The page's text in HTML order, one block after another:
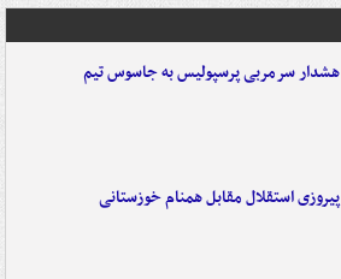
هشدار سرمربی پرسپولیس به جاسوس تیم
پیروزی استقلال مقابل همنام خوزستانی